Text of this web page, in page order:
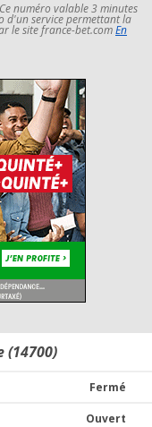
numéro valable 3 minutes
d'un service permettant la
le site france-bet.comEn
(14700)
Fermé
Ouvert